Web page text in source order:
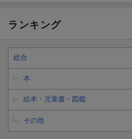
ランキング
総合
本
絵本・児童書・図鑑
その他